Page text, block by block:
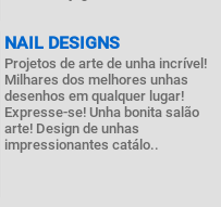
NAIL DESIGNS
Projetos de arte de unha incrível!
Milhares dos melhores unhas
desenhos em qualquer lugar!
Expresse-se! Unha bonita salão
arte! Design de unhas
impressionantes catálo..